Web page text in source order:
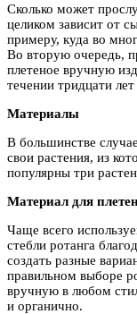
Сколько может
целиком зависит от
примеру, куда во
Во вторую очередь,
плетеное вручную
течении тридцати
Материалы
В большинстве
свои растения, из
популярны три
Материал для
Чаще всего
стебли ротанга
создать разные
правильном выборе
вручную в любом
и органично.